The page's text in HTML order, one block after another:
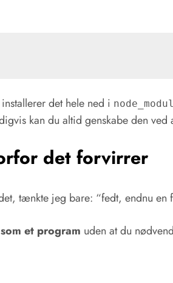
det hele ned i
kan du altid genskabe den ved
det forvirrer
tænkte jeg bare: “fedt, endnu en
et program uden at du